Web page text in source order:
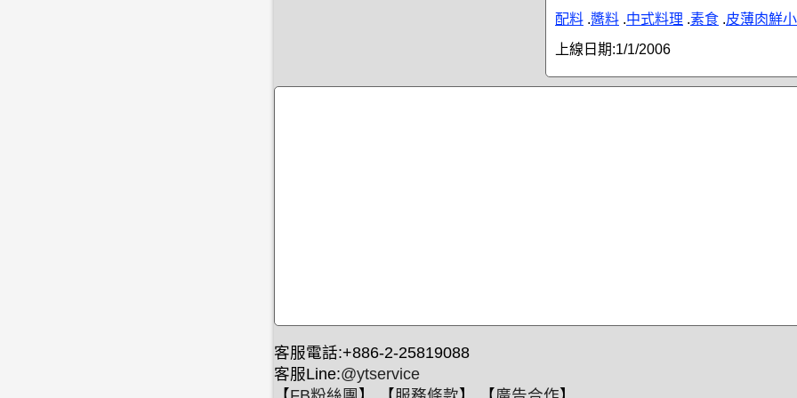
配料 .醬料 .中式料理 .素食 .皮薄肉鮮
上線日期:1/1/2006
客服電話:+886-2-25819088
客服Line:@ytservice